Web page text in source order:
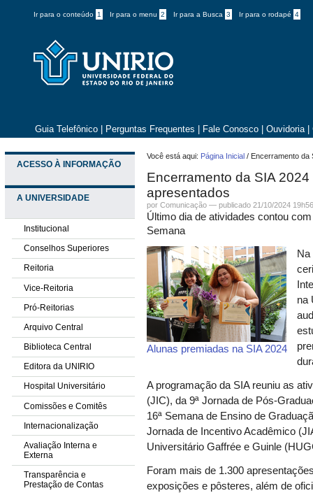
Ir para o conteúdo 1 Ir para o menu 2 Ir para a Busca 3 Ir para o rodapé 4
Guia Telefônico Perguntas Frequentes Fale Conosco Ouvidoria
ACESSO À INFORMAÇÃO
A UNIVERSIDADE
Institucional
Conselhos Superiores
Reitoria
Vice-Reitoria
Pró-Reitorias
Arquivo Central
Biblioteca Central
Editora da UNIRIO
Hospital Universitário
Comissões e Comitês
Internacionalização
Avaliação Interna e
Externa
Transparência e
Prestação de Contas
Você está aqui: Página Inicial / Encerramento da
Encerramento da SIA
apresentados
porComunicação —publicado 21/10/2024
Último dia de atividades contou
Semana
Alunas premiadas na SIA 2024
na
A programação da SIA reuniu as
(JIC), da 9ª Jornada de Pós-
16ª Semana de Ensino de
Jornada de Incentivo Acadêmico
Universitário Gaffrée e Guinle
Foram mais de 1.300
exposições e pôsteres, além de